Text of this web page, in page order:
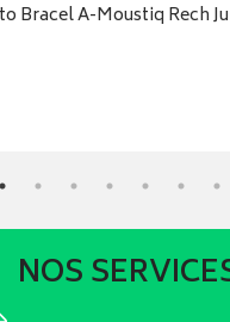
Bracel A-Moustiq Rech
NOS